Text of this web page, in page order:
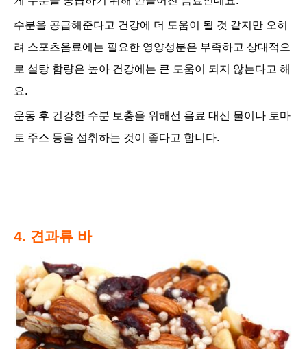
수분을 공급해준다고 건강에 더 도움이 될 것 같지만 오히
려 스포츠음료에는 필요한 영양성분은 부족하고 상대적으
로 설탕 함량은 높아 건강에는 큰 도움이 되지 않는다고 해
요.
운동 후 건강한 수분 보충을 위해선 음료 대신 물이나 토마
토 주스 등을 섭취하는 것이 좋다고 합니다.
4. 견과류 바